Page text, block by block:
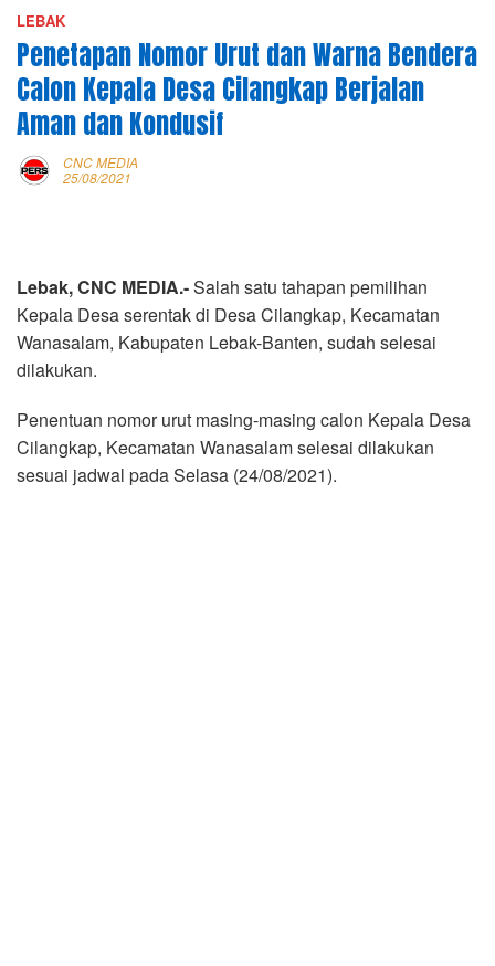
LEBAK
Penetapan Nomor Urut dan Warna Bendera
Calon Kepala Desa Cilangkap Berjalan
Aman dan Kondusif
CNC MEDIA
25/08/2021
Lebak, CNC MEDIA.-Salah satu tahapan pemilihan
Kepala Desa serentak di Desa Cilangkap, Kecamatan
Wanasalam, Kabupaten Lebak-Banten, sudah selesai
dilakukan.
Penentuan nomor urut masing-masing calon Kepala Desa
Cilangkap, Kecamatan Wanasalam selesai dilakukan
sesuai jadwal pada Selasa (24/08/2021).